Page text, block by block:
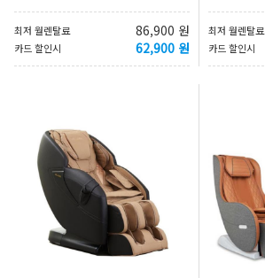
최저 월렌탈료 86,900 원
카드 할인시 62,900 원
최저 월렌탈료
카드 할인시